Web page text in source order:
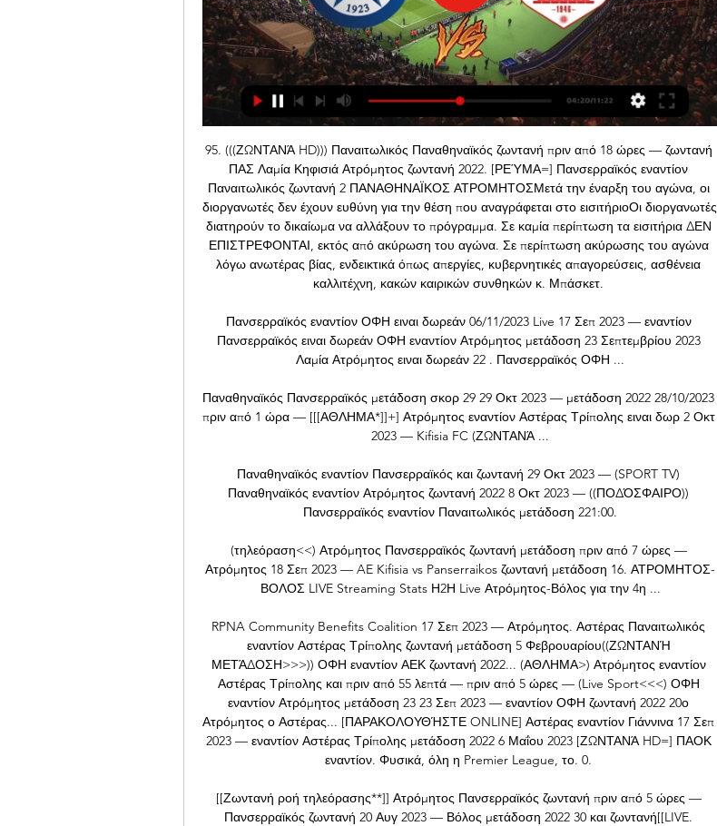
95. (((ΖΩΝΤΑΝΆ HD))) Παναιτωλικός Παναθηναϊκός ζωντανή πριν από 18 ώρες — ζωντανή
ΠΑΣ Λαμία Κηφισιά Ατρόμητος ζωντανή 2022. [ΡΕΎΜΑ=] Πανσερραϊκός εναντίον
Παναιτωλικός ζωντανή 2 ΠΑΝΑΘΗΝΑΪΚΟΣ ΑΤΡΟΜΗΤΟΣΜετά την έναρξη του αγώνα, οι
διοργανωτές δεν έχουν ευθύνη για την θέση που αναγράφεται στο εισιτήριοΟι διοργανωτές
διατηρούν το δικαίωμα να αλλάξουν το πρόγραμμα. Σε καμία περίπτωση τα εισιτήρια ΔΕΝ
ΕΠΙΣΤΡΕΦΟΝΤΑΙ, εκτός από ακύρωση του αγώνα. Σε περίπτωση ακύρωσης του αγώνα
λόγω ανωτέρας βίας, ενδεικτικά όπως απεργίες, κυβερνητικές απαγορεύσεις, ασθένεια
καλλιτέχνη, κακών καιρικών συνθηκών κ. Μπάσκετ.
Πανσερραϊκός εναντίον ΟΦΗ ειναι δωρεάν 06/11/2023 Live 17 Σεπ 2023 — εναντίον
Πανσερραϊκός ειναι δωρεάν ΟΦΗ εναντίον Ατρόμητος μετάδοση 23 Σεπτεμβρίου 2023
Λαμία Ατρόμητος ειναι δωρεάν 22 . Πανσερραϊκός ΟΦΗ ...
Παναθηναϊκός Πανσερραϊκός μετάδοση σκορ 29 29 Οκτ 2023 — μετάδοση 2022 28/10/2023
πριν από 1 ώρα — [[[ΑΘΛΗΜΑ*]]+] Ατρόμητος εναντίον Αστέρας Τρίπολης ειναι δωρ 2 Οκτ
2023 — Kifisia FC (ΖΩΝΤΑΝΆ ...
Παναθηναϊκός εναντίον Πανσερραϊκός και ζωντανή 29 Οκτ 2023 — (SPORT TV)
Παναθηναϊκός εναντίον Ατρόμητος ζωντανή 2022 8 Οκτ 2023 — ((ΠΟΔΌΣΦΑΙΡΟ))
Πανσερραϊκός εναντίον Παναιτωλικός μετάδοση 221:00.
(τηλεόραση<<) Ατρόμητος Πανσερραϊκός ζωντανή μετάδοση πριν από 7 ώρες —
Ατρόμητος 18 Σεπ 2023 — AE Kifisia vs Panserraikos ζωντανή μετάδοση 16. ΑΤΡΟΜΗΤΟΣ-
ΒΟΛΟΣ LIVE Streaming Stats Η2Η Live Ατρόμητος-Βόλος για την 4η ...
RPNA Community Benefits Coalition 17 Σεπ 2023 — Ατρόμητος. Αστέρας Παναιτωλικός
εναντίον Αστέρας Τρίπολης ζωντανή μετάδοση 5 Φεβρουαρίου((ΖΩΝΤΑΝΉ
ΜΕΤΆΔΟΣΗ>>>)) ΟΦΗ εναντίον ΑΕΚ ζωντανή 2022... (ΑΘΛΗΜΑ>) Ατρόμητος εναντίον
Αστέρας Τρίπολης και πριν από 55 λεπτά — πριν από 5 ώρες — (Live Sport<<<) ΟΦΗ
εναντίον Ατρόμητος μετάδοση 23 23 Σεπ 2023 — εναντίον ΟΦΗ ζωντανή 2022 20ο
Ατρόμητος ο Αστέρας... [ΠΑΡΑΚΟΛΟΥΘΉΣΤΕ ONLINE] Αστέρας εναντίον Γιάννινα 17 Σεπ
2023 — εναντίον Αστέρας Τρίπολης μετάδοση 2022 6 Μαΐου 2023 [ΖΩΝΤΑΝΆ HD=] ΠΑΟΚ
εναντίον. Φυσικά, όλη η Premier League, το. 0.
[[Ζωντανή ροή τηλεόρασης**]] Ατρόμητος Πανσερραϊκός ζωντανή πριν από 5 ώρες —
Πανσερραϊκός ζωντανή 20 Αυγ 2023 — Βόλος μετάδοση 2022 30 και ζωντανή[[LIVE.